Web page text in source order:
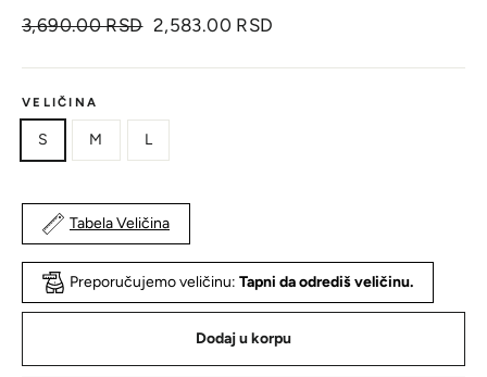
Originalna
3,690.00 RSD Cena
popustom
2,583.00 RSD
VELIČINA
S M L
Tabela Veličina
Preporučujemo veličinu: Tapni da odrediš veličinu.
Dodaj u korpu